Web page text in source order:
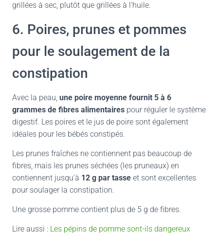
grillées à sec, plutôt que grillées à l’huile.
6. Poires, prunes et pommes
pour le soulagement de la
constipation
Avec la peau, une poire moyenne fournit 5 à 6
grammes de fibres alimentaires pour réguler le système
digestif. Les poires et le jus de poire sont également
idéales pour les bébés constipés.
Les prunes fraîches ne contiennent pas beaucoup de
fibres, mais les prunes séchées (les pruneaux) en
contiennent jusqu’à 12 g par tasse et sont excellentes
pour soulager la constipation.
Une grosse pomme contient plus de 5 g de fibres.
Lire aussi : Les pépins de pomme sont-ils dangereux